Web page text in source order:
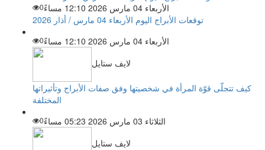
الأربعاء 04 مارس 2026 12:10 مساءً
0
توقعات الأبراج اليوم الأربعاء 04 مارس / أذار 2026
الأربعاء 04 مارس 2026 12:10 مساءً
0
لايف ستايل
كيف تتجلّى قوّة المرأة في شخصيتها وفق صفات الأبراج وتأثيراتها
المختلفة
الثلاثاء 03 مارس 2026 05:23 مساءً
0
لايف ستايل